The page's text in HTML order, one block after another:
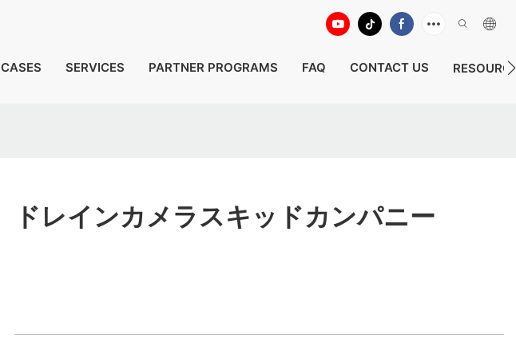
CASES SERVICES PARTNER PROGRAMS FAQ CONTACT US
ドレインカメラスキッドカンパニー